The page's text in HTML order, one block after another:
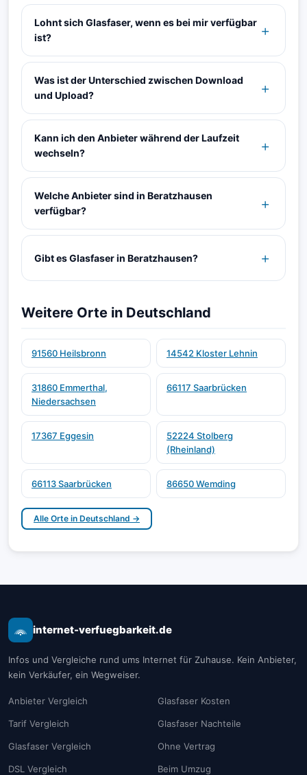
Lohnt sich Glasfaser, wenn es bei mir verfügbar
ist?
Was ist der Unterschied zwischen Download
und Upload?
Kann ich den Anbieter während der Laufzeit
wechseln?
Welche Anbieter sind in Beratzhausen
verfügbar?
Gibt es Glasfaser in Beratzhausen?
Weitere Orte in Deutschland
91560 Heilsbronn 14542 Kloster Lehnin
31860 Emmerthal,
Niedersachsen
66117 Saarbrücken
17367 Eggesin
52224 Stolberg
(Rheinland)
66113 Saarbrücken 86650 Wemding
Alle Orte in Deutschland →
internet-verfuegbarkeit.de
Infos und Vergleiche rund ums Internet für Zuhause. Kein Anbieter,
kein Verkäufer, ein Wegweiser.
Anbieter Vergleich
Tarif Vergleich
Glasfaser Vergleich
DSL Vergleich
Glasfaser Kosten
Glasfaser Nachteile
Ohne Vertrag
Beim Umzug